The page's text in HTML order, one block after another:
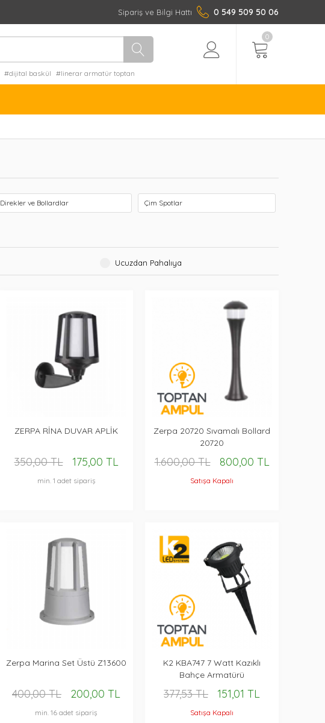
0 549 509 50 06
Sipariş ve Bilgi Hattı
#dijital baskül #linerar armatür toptan
0
Direkler ve Bollardlar Çim Spotlar
Ucuzdan Pahalıya
ZERPA RİNA DUVAR APLİK
350,00 TL 175,00 TL
min. 1 adet sipariş
Zerpa 20720 Sıvamalı Bollard
20720
1.600,00 TL 800,00 TL
Satışa Kapalı
Zerpa Marina Set Üstü Z13600
400,00 TL 200,00 TL
min. 16 adet sipariş
K2 KBA747 7 Watt Kazıklı
Bahçe Armatürü
377,53 TL 151,01 TL
Satışa Kapalı